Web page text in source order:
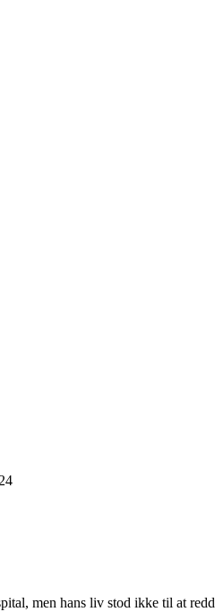
men hans liv stod ikke til at